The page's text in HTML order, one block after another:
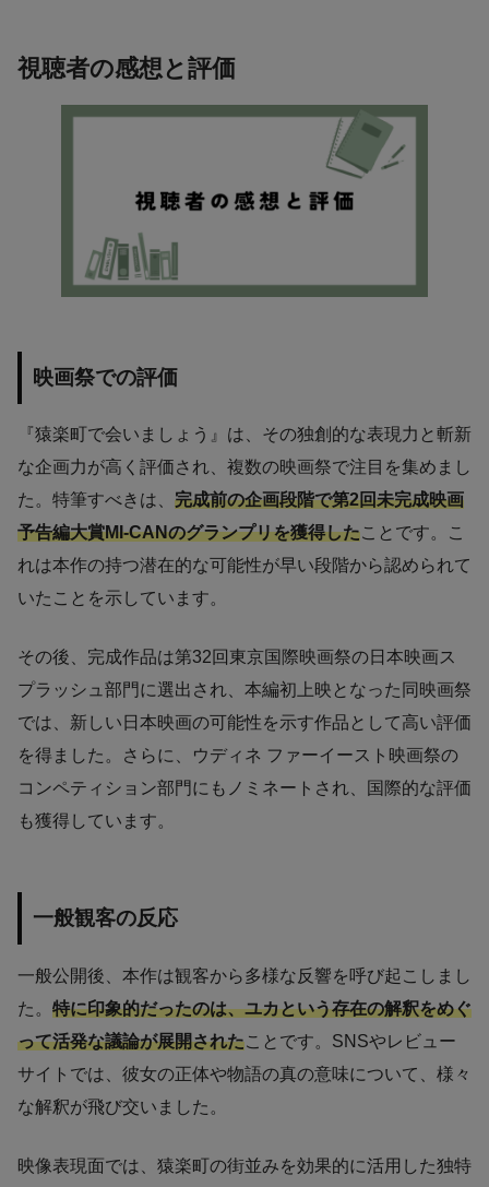
視聴者の感想と評価
映画祭での評価
『猿楽町で会いましょう』は、その独創的な表現力と斬新
な企画力が高く評価され、複数の映画祭で注目を集めまし
た。特筆すべきは、 完成前の企画段階で第2回未完成映画
予告編大賞MI-CANのグランプリを獲得したことです。こ
れは本作の持つ潜在的な可能性が早い段階から認められて
いたことを示しています。
その後、完成作品は第32回東京国際映画祭の日本映画ス
プラッシュ部門に選出され、本編初上映となった同映画祭
では、新しい日本映画の可能性を示す作品として高い評価
を得ました。さらに、ウディネ ファーイースト映画祭の
コンペティション部門にもノミネートされ、国際的な評価
も獲得しています。
一般観客の反応
一般公開後、本作は観客から多様な反響を呼び起こしまし
た。 特に印象的だったのは、ユカという存在の解釈をめぐ
って活発な議論が展開されたことです。SNSやレビュー
サイトでは、彼女の正体や物語の真の意味について、様々
な解釈が飛び交いました。
映像表現面では、猿楽町の街並みを効果的に活用した独特